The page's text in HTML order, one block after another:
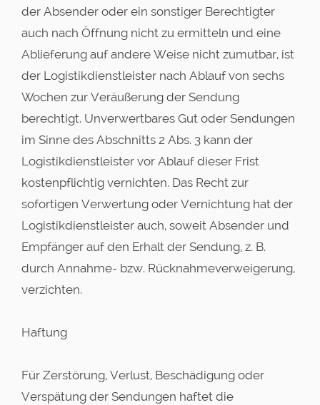
der Absender oder ein sonstiger Berechtigter
auch nach Öffnung nicht zu ermitteln und eine
Ablieferung auf andere Weise nicht zumutbar, ist
der Logistikdienstleister nach Ablauf von sechs
Wochen zur Veräußerung der Sendung
berechtigt. Unverwertbares Gut oder Sendungen
im Sinne des Abschnitts 2 Abs. 3 kann der
Logistikdienstleister vor Ablauf dieser Frist
kostenpflichtig vernichten. Das Recht zur
sofortigen Verwertung oder Vernichtung hat der
Logistikdienstleister auch, soweit Absender und
Empfänger auf den Erhalt der Sendung, z. B.
durch Annahme- bzw. Rücknahmeverweigerung,
verzichten.
Haftung
Für Zerstörung, Verlust, Beschädigung oder
Verspätung der Sendungen haftet die